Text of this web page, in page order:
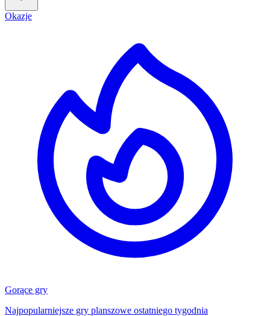
Okazje
Gorące gry
Najpopularniejsze gry planszowe ostatniego tygodnia